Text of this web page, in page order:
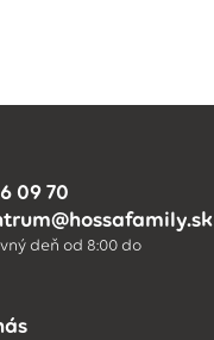
09 70
deň od 8:00 do